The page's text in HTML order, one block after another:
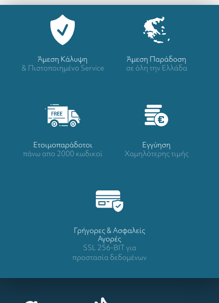
Άμεση Κάλυψη
& Πιστοποιημένο Service
Άμεση Παράδοση
σε όλη την Ελλάδα
Ετοιμοπαράδοτοι
πάνω απο 2000 κωδικοί
Eγγύηση
Χαμηλότερης τιμής
Γρήγορες & Ασφαλείς
Αγορές
SSL 256-BIT για
προστασία δεδομένων